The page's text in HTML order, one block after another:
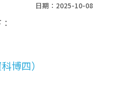
日期：2025-10-08
博四）